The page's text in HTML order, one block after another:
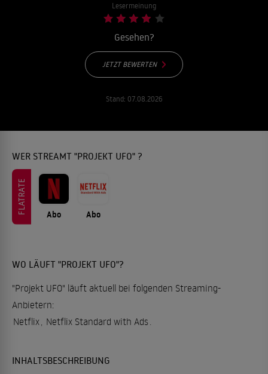
Lesermeinung
Gesehen?
JETZT BEWERTEN
Stand: 07.08.2026
WER STREAMT "PROJEKT UFO" ?
FLATRATE Abo Abo
WO LÄUFT "PROJEKT UFO"?
"Projekt UFO" läuft aktuell bei folgenden Streaming-
Anbietern:
Netflix Netflix Standard with Ads
INHALTSBESCHREIBUNG